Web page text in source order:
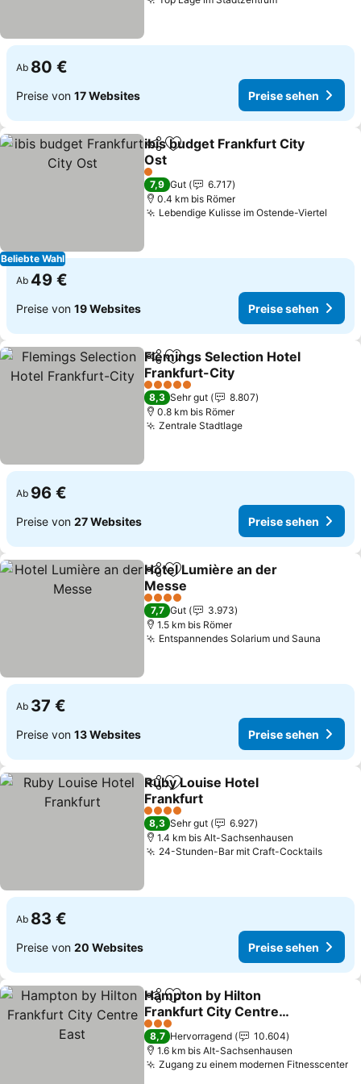
Ab 80 €
Preise von 17 Websites Preise sehen
Beliebte Wahl
TeilenZu Favoriten hinzufügen
ibis budget Frankfurt City
Ost
Preise sehen
1 Sterne
7,9 Gut
6.717
0.4 km bis Römer
Lebendige Kulisse im Ostende-Viertel
Ab 49 €
Preise von 19 Websites Preise sehen
TeilenZu Favoriten hinzufügen
Flemings Selection Hotel
Frankfurt-City
Preise sehen
5 Sterne
8,3 Sehr gut
8.807
0.8 km bis Römer
Zentrale StadtlagePreise sehen
Ab 96 €
Preise von 27 Websites Preise sehen
TeilenZu Favoriten hinzufügen
Hotel Lumière an der
Messe
Preise sehen
4 Sterne
7,7 Gut
3.973
1.5 km bis Römer
Entspannendes Solarium und Sauna
Ab 37 €
Preise von 13 Websites Preise sehen
TeilenZu Favoriten hinzufügen
Ruby Louise Hotel
Frankfurt
Preise sehen
4 Sterne
8,3 Sehr gut
6.927
1.4 km bis Alt-Sachsenhausen
24-Stunden-Bar mit Craft-Cocktails
Ab 83 €
Preise von 20 Websites Preise sehen
TeilenZu Favoriten hinzufügen
Hampton by Hilton
Frankfurt City Centre
East
Preise sehen
3 Sterne
8,7 Hervorragend
10.604
1.6 km bis Alt-Sachsenhausen
Zugang zu einem modernen Fitnesscenter